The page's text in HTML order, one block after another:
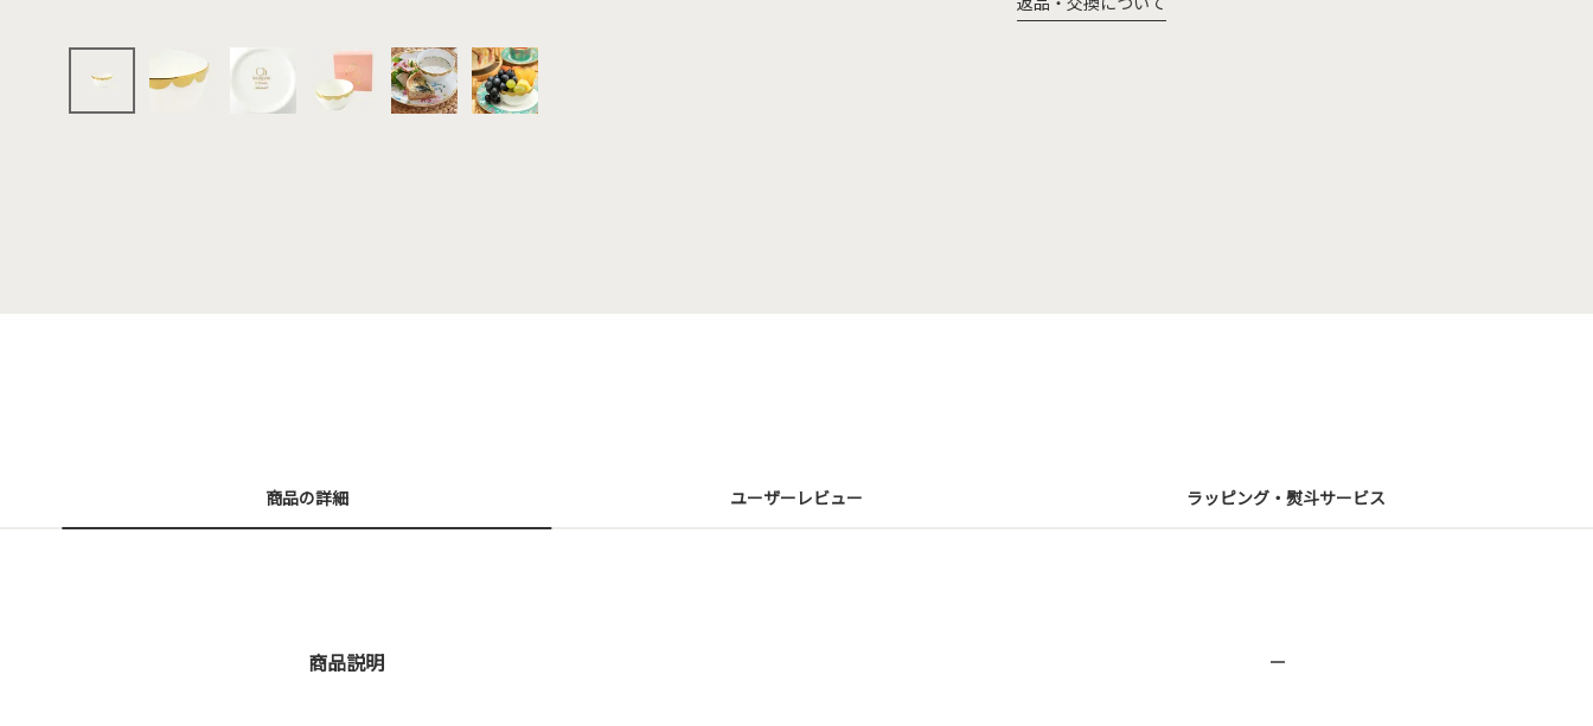
商品の詳細 ユーザーレビュー ラッピング・熨斗サービス
商品説明